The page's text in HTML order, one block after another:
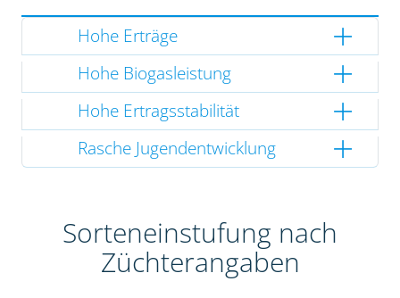
Hohe Erträge
Hohe Biogasleistung
Hohe Ertragsstabilität
Rasche Jugendentwicklung
Sorteneinstufung nach
Züchterangaben